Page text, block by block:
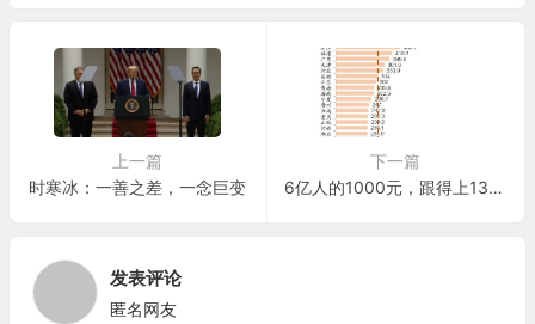
上一篇
时寒冰：一善之差，一念巨变
下一篇
6亿人的1000元，跟得上1300万亿元的资产么？
发表评论
匿名网友